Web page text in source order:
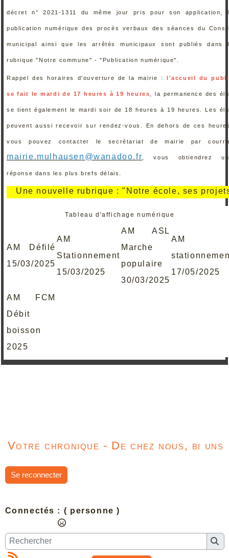
décret n° 2021-1311 du même jour pris pour son application,
publication numérique des procès verbaux des séances du
municipal ainsi que les arrêtés municipaux sont publiés dans
rubrique "Notre commune" - "Publication numérique".
Rappel des horaires d'ouverture de la mairie : l'accueil du
se fait le mardi de 17 heures à 19 heures , la permanence des
se tient également le mardi soir de 18 heures à 19 heures. Les
peuvent aussi recevoir sur rendez-vous. En dehors de ces
vous pouvez contacter le secrétariat de mairie par
mairie.mulhausen@wanadoo.fr , vous obtiendrez
réponse dans les plus brefs délais.
nouvelle rubrique : "Notre école, ses projets,
Tableau d'affichage numérique
AM Défilé
15/03/2025
AM
Stationnement
15/03/2025
AM ASL
Marche
populaire
30/03/2025
AM
17/05/2025
AM FCM
Débit
boisson
2025
Votre chronique - De chez nous, bi uns
Se reconnecter
Connectés : ( personne )